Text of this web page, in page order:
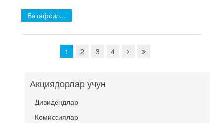
Батафсил...
1 2 3 4
Акциядорлар учун
Дивидендлар
Комиссиялар